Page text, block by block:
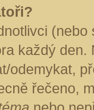
každý
odemykat,
řečeno,